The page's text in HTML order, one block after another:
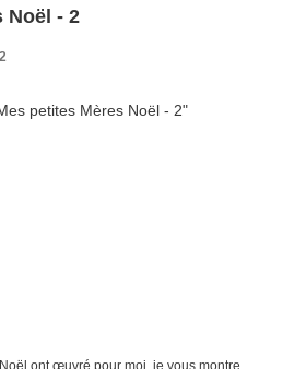
Noël - 2
ont œuvré pour moi, je vous montre